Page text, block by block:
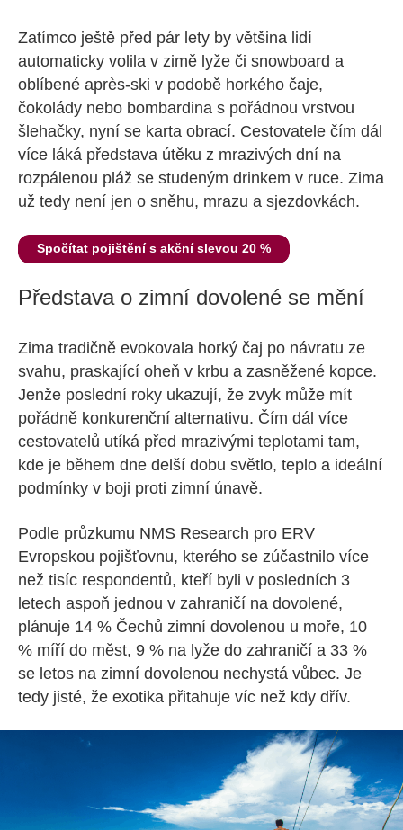
Zatímco ještě před pár lety by většina lidí
automaticky volila v zimě lyže či snowboard a
oblíbené après-ski v podobě horkého čaje,
čokolády nebo bombardina s pořádnou vrstvou
šlehačky, nyní se karta obrací. Cestovatele čím dál
více láká představa útěku z mrazivých dní na
rozpálenou pláž se studeným drinkem v ruce. Zima
už tedy není jen o sněhu, mrazu a sjezdovkách.
Spočítat pojištění s akční slevou 20 %
Představa o zimní dovolené se mění
Zima tradičně evokovala horký čaj po návratu ze
svahu, praskající oheň v krbu a zasněžené kopce.
Jenže poslední roky ukazují, že zvyk může mít
pořádně konkurenční alternativu. Čím dál více
cestovatelů utíká před mrazivými teplotami tam,
kde je během dne delší dobu světlo, teplo a ideální
podmínky v boji proti zimní únavě.
Podle průzkumu NMS Research pro ERV
Evropskou pojišťovnu, kterého se zúčastnilo více
než tisíc respondentů, kteří byli v posledních 3
letech aspoň jednou v zahraničí na dovolené,
plánuje 14 % Čechů zimní dovolenou u moře, 10
% míří do měst, 9 % na lyže do zahraničí a 33 %
se letos na zimní dovolenou nechystá vůbec. Je
tedy jisté, že exotika přitahuje víc než kdy dřív.